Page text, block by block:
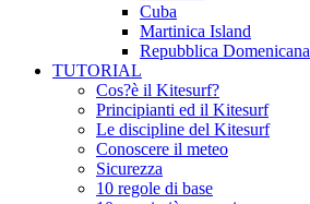
Cuba
Martinica Island
Repubblica Domenicana
TUTORIAL
Cos?è il Kitesurf?
Principianti ed il Kitesurf
Le discipline del Kitesurf
Conoscere il meteo
Sicurezza
10 regole di base